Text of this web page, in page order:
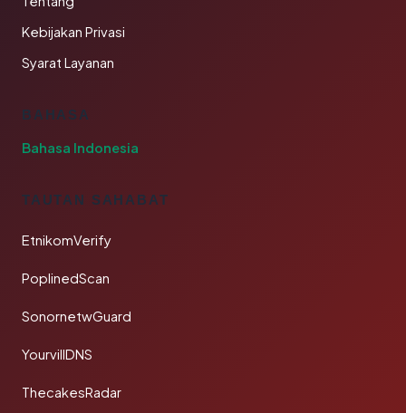
Kebijakan Privasi
Syarat Layanan
BAHASA
Bahasa Indonesia
TAUTAN SAHABAT
EtnikomVerify
PoplinedScan
SonornetwGuard
YourvillDNS
ThecakesRadar